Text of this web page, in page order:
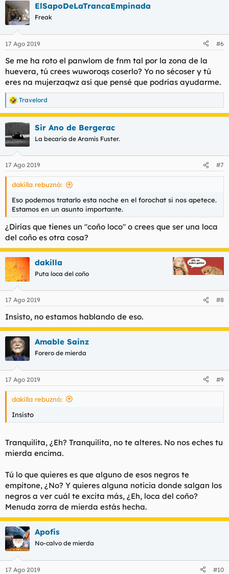
ElSapoDeLaTrancaEmpinada
Freak
17 Ago 2019 #6
Se me ha roto el panwlom de fnm tal por la zona de la
huevera, tú crees wuworoqs coserlo? Yo no sécoser y tú
eres na mujerzaqwz así que pensé que podrías ayudarme.
R
e
a
c
i
e
s
Travelord
Sir Ano de Bergerac
La becaria de Aramís Fuster.
17 Ago 2019 #7
dakilla rebuznó:
Eso podemos tratarlo esta noche en el forochat si nos apetece.
Estamos en un asunto importante.
¿Dirías que tienes un "coño loco" o crees que ser una loca
del coño es otra cosa?
dakilla
Puta loca del coño
17 Ago 2019 #8
Insisto, no estamos hablando de eso.
Amable Sainz
Forero de mierda
17 Ago 2019 #9
dakilla rebuznó:
Insisto
Tranquilita, ¿Eh? Tranquilita, no te alteres. No nos eches tu
mierda encima.
Tú lo que quieres es que alguno de esos negros te
empitone, ¿No? Y quieres alguna noticia donde salgan los
negros a ver cuál te excita más, ¿Eh, loca del coño?
Menuda zorra de mierda estás hecha.
Apofis
No-calvo de mierda
17 Ago 2019 #10